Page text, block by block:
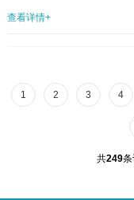
川省预防医学会...
查看详情+
1 2 3 4
共249